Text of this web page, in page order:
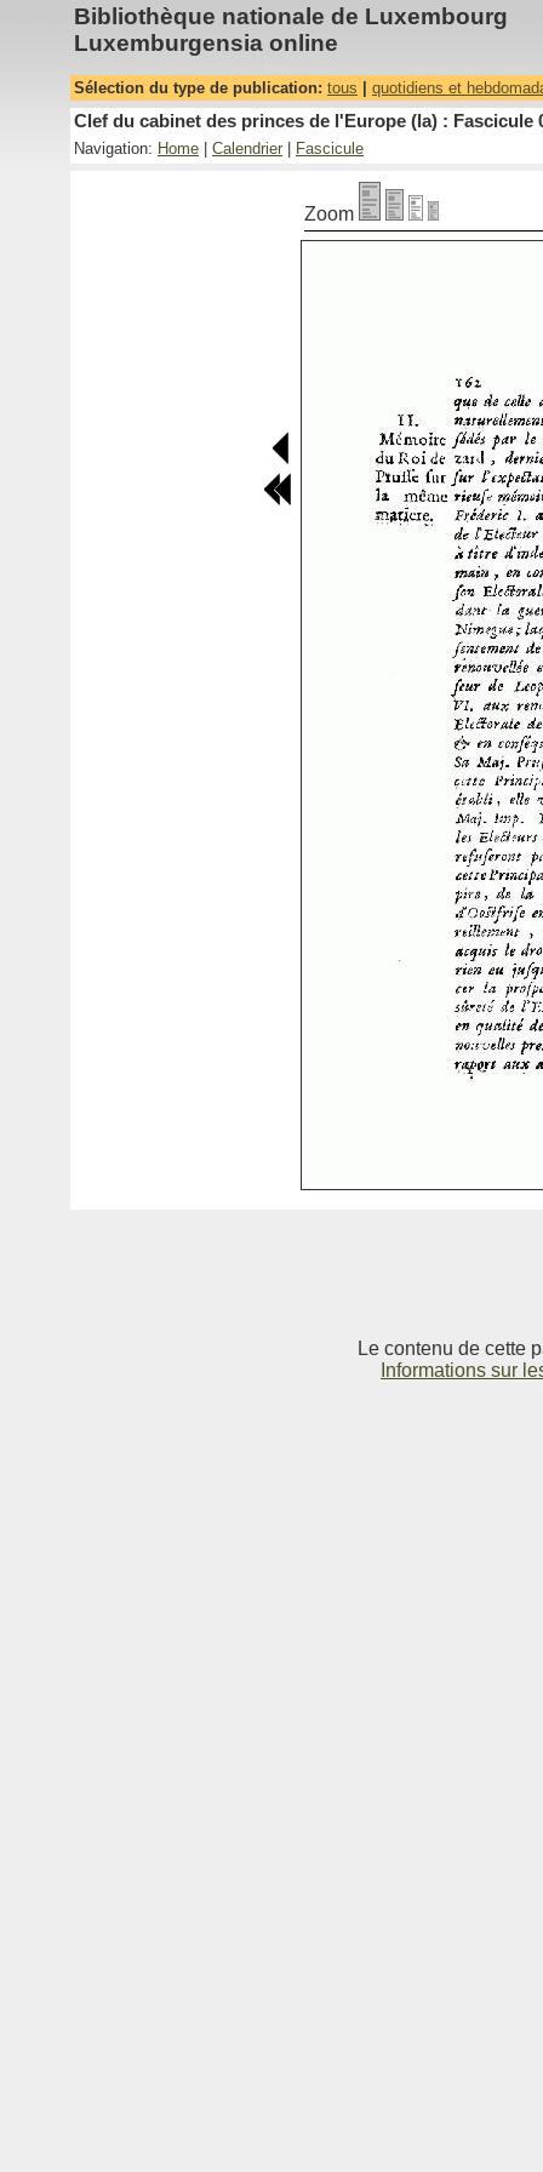
Bibliothèque nationale de Luxembourg
Luxemburgensia online
Sélection du type de publication: tous quotidiens et
Clef du cabinet des princes de l'Europe (la) : Fascicule
Navigation: Home Calendrier Fascicule
Zoom
Le contenu de cette
Informations sur